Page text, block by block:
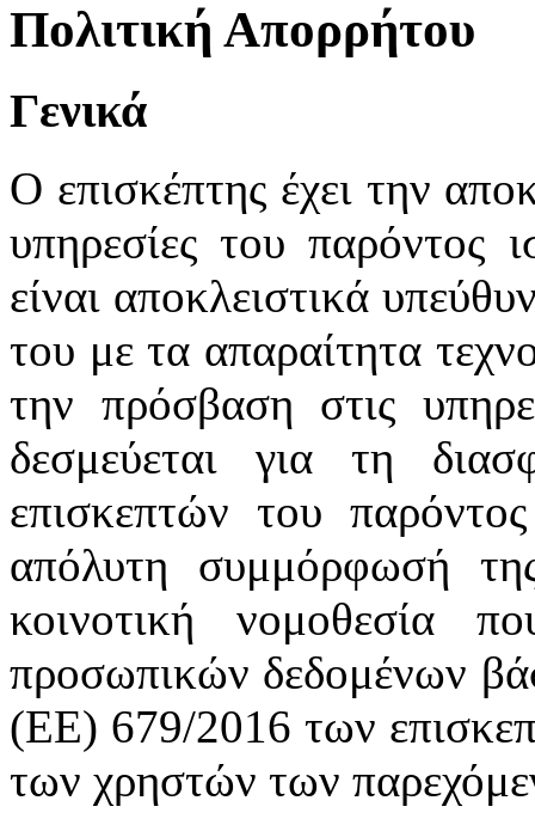
Πολιτική Απορρήτου
Γενικά
Ο επισκέπτης έχει την
υπηρεσίες του παρόντος
είναι αποκλειστικά
του με τα απαραίτητα
την πρόσβαση στις
δεσμεύεται για τη
επισκεπτών του
απόλυτη συμμόρφωσή
κοινοτική νομοθεσία
προσωπικών δεδομένων
(ΕE) 679/2016 των
των χρηστών των